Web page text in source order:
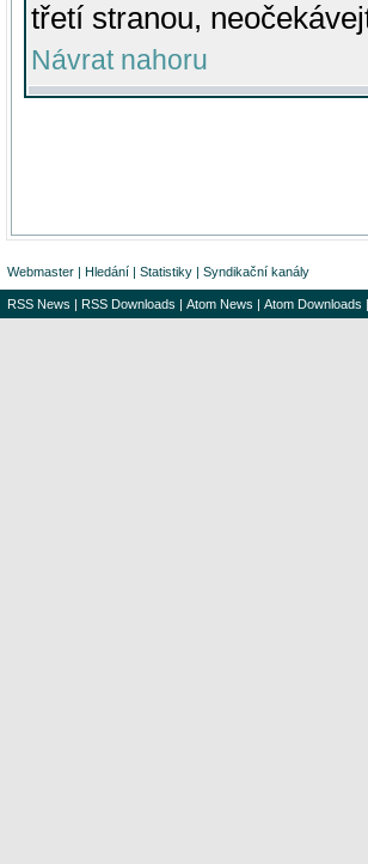
třetí stranou,
Návrat nahoru
Webmaster | Hledání | Statistiky | Syndikační kanály
RSS News | RSS Downloads | Atom News | Atom Downloads |